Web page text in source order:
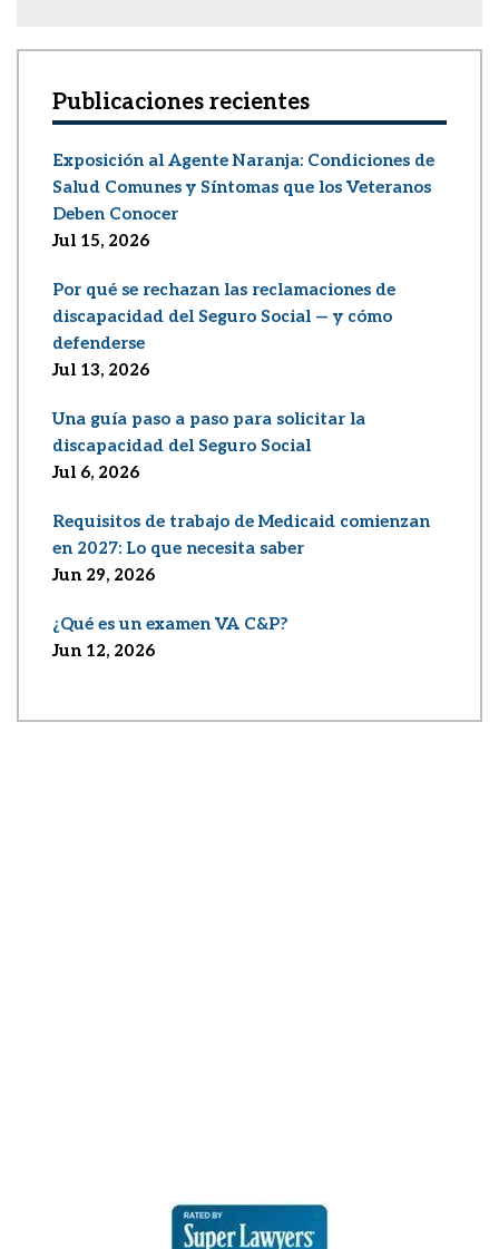
Publicaciones recientes
Exposición al Agente Naranja: Condiciones de
Salud Comunes y Síntomas que los Veteranos
Deben Conocer
Jul 15, 2026
Por qué se rechazan las reclamaciones de
discapacidad del Seguro Social — y cómo
defenderse
Jul 13, 2026
Una guía paso a paso para solicitar la
discapacidad del Seguro Social
Jul 6, 2026
Requisitos de trabajo de Medicaid comienzan
en 2027: Lo que necesita saber
Jun 29, 2026
¿Qué es un examen VA C&P?
Jun 12, 2026